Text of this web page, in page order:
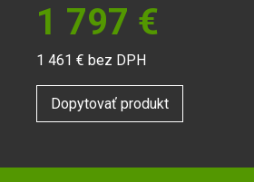
1 797 €
1 461 € bez DPH
Dopytovať produkt